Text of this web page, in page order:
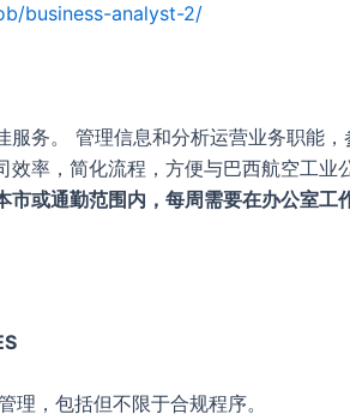
business-analyst-2/
服务。 管理信息和分析运营业务职能
效率，简化流程，方便与巴西航空工业
市或通勤范围内，每周需要在办公室工
理，包括但不限于合规程序。